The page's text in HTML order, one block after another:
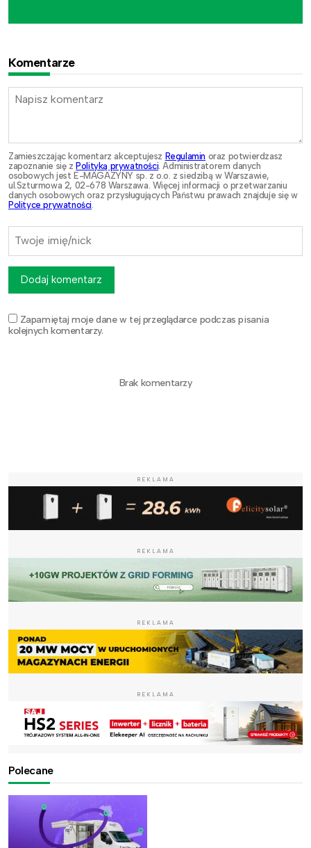
Komentarze
Zamieszczając komentarz akceptujesz Regulamin oraz potwierdzasz
zapoznanie się zPolityką prywatności . Administratorem danych
osobowych jest E-MAGAZYNY sp. z o.o. z siedzibą w Warszawie,
ul.Szturmowa 2, 02-678 Warszawa. Więcej informacji o przetwarzaniu
danych osobowych oraz przysługujących Państwu prawach znajduje się w
Polityce prywatności
Zapamiętaj moje dane w tej przeglądarce podczas pisania
kolejnych komentarzy.
Dodaj komentarz
Brak komentarzy
REKLAMA
REKLAMA
REKLAMA
REKLAMA
Polecane